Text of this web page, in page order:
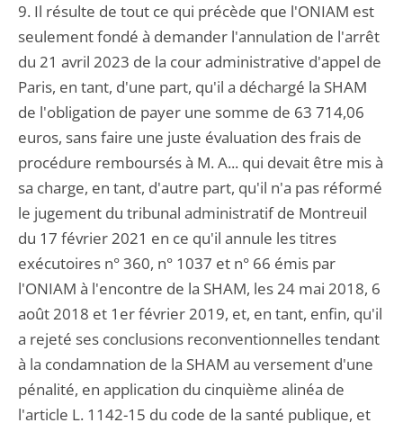
9. Il résulte de tout ce qui précède que l'ONIAM est
seulement fondé à demander l'annulation de l'arrêt
du 21 avril 2023 de la cour administrative d'appel de
Paris, en tant, d'une part, qu'il a déchargé la SHAM
de l'obligation de payer une somme de 63 714,06
euros, sans faire une juste évaluation des frais de
procédure remboursés à M. A... qui devait être mis à
sa charge, en tant, d'autre part, qu'il n'a pas réformé
le jugement du tribunal administratif de Montreuil
du 17 février 2021 en ce qu'il annule les titres
exécutoires n° 360, n° 1037 et n° 66 émis par
l'ONIAM à l'encontre de la SHAM, les 24 mai 2018, 6
août 2018 et 1er février 2019, et, en tant, enfin, qu'il
a rejeté ses conclusions reconventionnelles tendant
à la condamnation de la SHAM au versement d'une
pénalité, en application du cinquième alinéa de
l'article L. 1142-15 du code de la santé publique, et